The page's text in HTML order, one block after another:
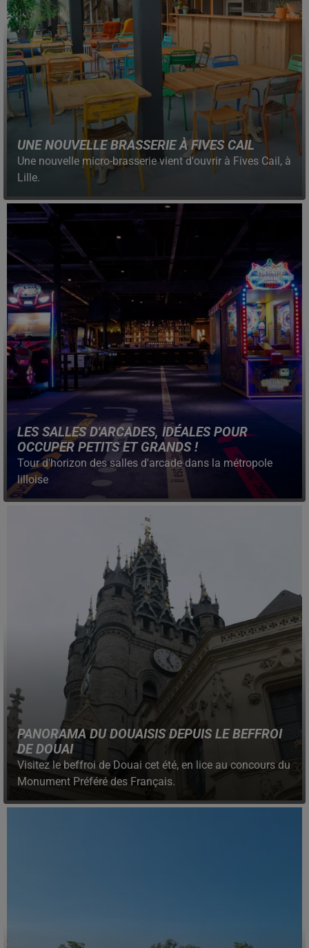
UNE NOUVELLE BRASSERIE À FIVES CAIL
Une nouvelle micro-brasserie vient d'ouvrir à Fives Cail, à
Lille.
LES SALLES D'ARCADES, IDÉALES POUR
OCCUPER PETITS ET GRANDS !
Tour d'horizon des salles d'arcade dans la métropole
lilloise
PANORAMA DU DOUAISIS DEPUIS LE BEFFROI
DE DOUAI
Visitez le beffroi de Douai cet été, en lice au concours du
Monument Préféré des Français.